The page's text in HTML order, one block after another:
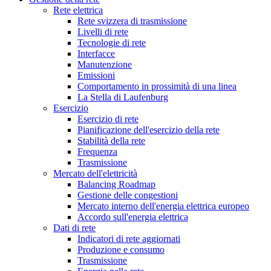
Rete elettrica
Rete svizzera di trasmissione
Livelli di rete
Tecnologie di rete
Interfacce
Manutenzione
Emissioni
Comportamento in prossimità di una linea
La Stella di Laufenburg
Esercizio
Esercizio di rete
Pianificazione dell'esercizio della rete
Stabilità della rete
Frequenza
Trasmissione
Mercato dell'elettricità
Balancing Roadmap
Gestione delle congestioni
Mercato interno dell'energia elettrica europeo
Accordo sull'energia elettrica
Dati di rete
Indicatori di rete aggiornati
Produzione e consumo
Trasmissione